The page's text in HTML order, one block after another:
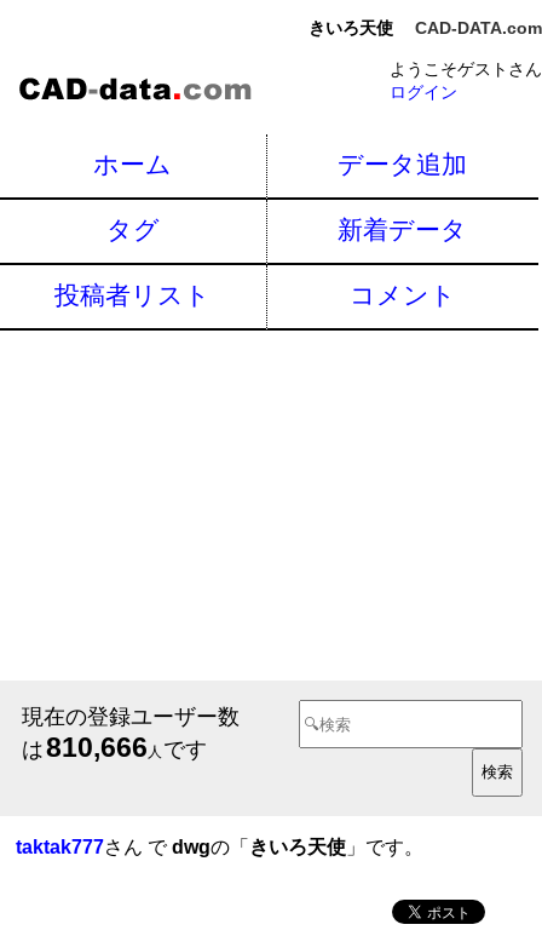
きいろ天使 CAD-DATA.com
ようこそゲストさん
ログイン
ホーム データ追加
タグ 新着データ
投稿者リスト コメント
現在の登録ユーザー数
は810,666 人 です
taktak777さん でdwgの「 きいろ天使 」です。